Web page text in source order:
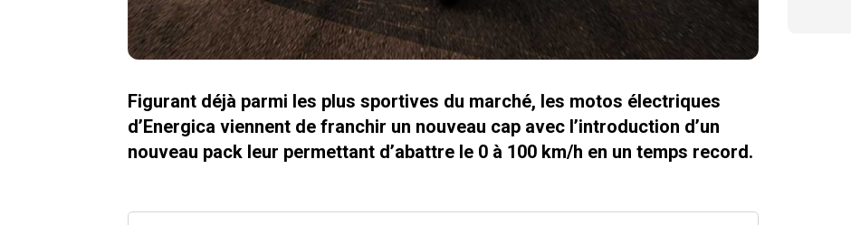
Figurant déjà parmi les plus sportives du marché, les motos électriques
d’Energica viennent de franchir un nouveau cap avec l’introduction d’un
nouveau pack leur permettant d’abattre le 0 à 100 km/h en un temps record.